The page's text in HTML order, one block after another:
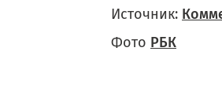
Источник:
Фото РБК